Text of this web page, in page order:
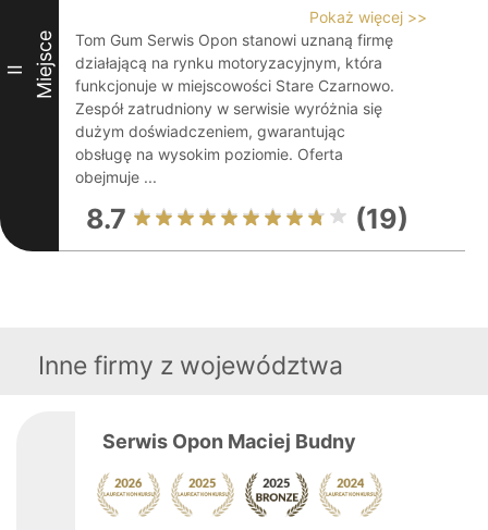
II Miejsce
Pokaż więcej >>
Tom Gum Serwis Opon stanowi uznaną firmę
działającą na rynku motoryzacyjnym, która
funkcjonuje w miejscowości Stare Czarnowo.
Zespół zatrudniony w serwisie wyróżnia się
dużym doświadczeniem, gwarantując
obsługę na wysokim poziomie. Oferta
obejmuje ...
8.7 (19)
Inne firmy z województwa
Serwis Opon Maciej Budny